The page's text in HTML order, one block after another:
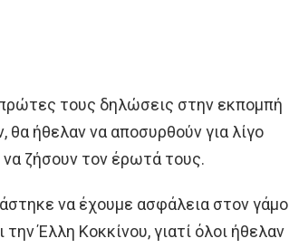
τους δηλώσεις στην εκπομπή
θα ήθελαν να αποσυρθούν για λίγο
ζήσουν τον έρωτά τους.
να έχουμε ασφάλεια στον γάμο
Έλλη Κοκκίνου, γιατί όλοι ήθελαν